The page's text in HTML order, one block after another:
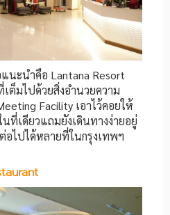
นะนำคือ Lantana Resort
ต็มไปด้วยสิ่งอำนวยความ
Facility เอาไว้คอยให้
ที่เดียวแถมยังเดินทางง่ายอยู่
ไปได้หลายที่ในกรุงเทพฯ